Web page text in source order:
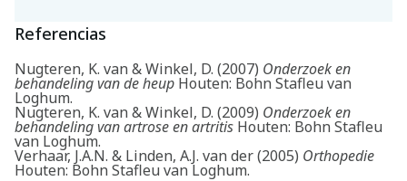
Referencias
Nugteren, K. van & Winkel, D. (2007) Onderzoek en
behandeling van de heup Houten: Bohn Stafleu van
Loghum.
Nugteren, K. van & Winkel, D. (2009) Onderzoek en
behandeling van artrose en artritis Houten: Bohn Stafleu
van Loghum.
Verhaar, J.A.N. & Linden, A.J. van der (2005) Orthopedie
Houten: Bohn Stafleu van Loghum.